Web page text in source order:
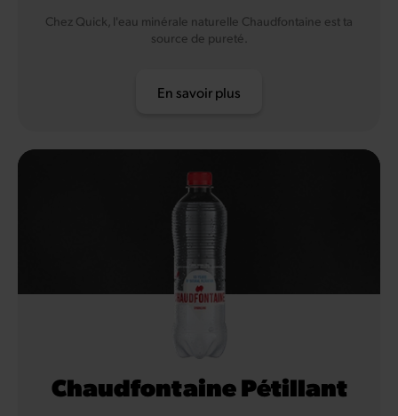
Chez Quick, l'eau minérale naturelle Chaudfontaine est ta
source de pureté.
En savoir plus
Chaudfontaine Pétillant